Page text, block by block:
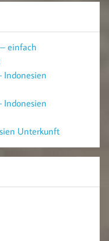
einfach
Indonesien
Indonesien
Unterkunft